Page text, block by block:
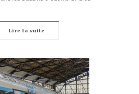
Lire la suite